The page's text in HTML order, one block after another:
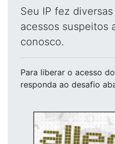
Seu IP fez
acessos suspeitos
conosco.
Para liberar o acesso
responda ao desafio